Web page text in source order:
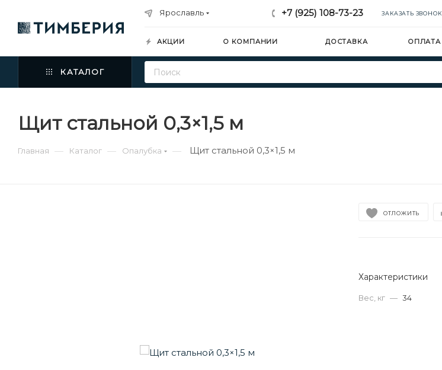
Ярославль +7 (925) 108-73-23 ЗАКАЗАТЬ ЗВОНОК
АКЦИИ О КОМПАНИИ ДОСТАВКА ОПЛАТА
КАТАЛОГ
Щит стальной 0,3×1,5 м
Главная — Каталог — Опалубка — Щит стальной 0,3×1,5 м
ОТЛОЖИТЬ
Характеристики
Вес, кг — 34